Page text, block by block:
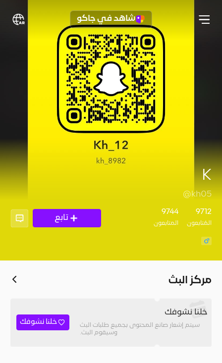
شاهد في جاكو
K
@kh05
9712
المُتابعون
9744
المتابعون
تابع
مركز البث
خلنا نشوفك
سيتم إشعار صانع المحتوى بجميع طلبات البث
وسيقوم البث.
خلنا نشوفك